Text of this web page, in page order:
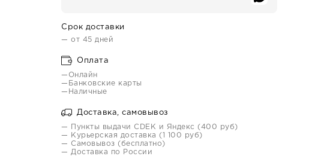
Срок доставки
— от 45 дней
Оплата
—Онлайн
—Банковские карты
—Наличные
Доставка, самовывоз
— Пункты выдачи CDEK и Яндекс (400 руб)
— Курьерская доставка (1 100 руб)
— Самовывоз (бесплатно)
— Доставка по России